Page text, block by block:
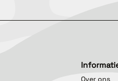
Over ons